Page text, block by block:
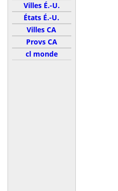
Villes É.-U.
États É.-U.
Villes CA
Provs CA
cl monde